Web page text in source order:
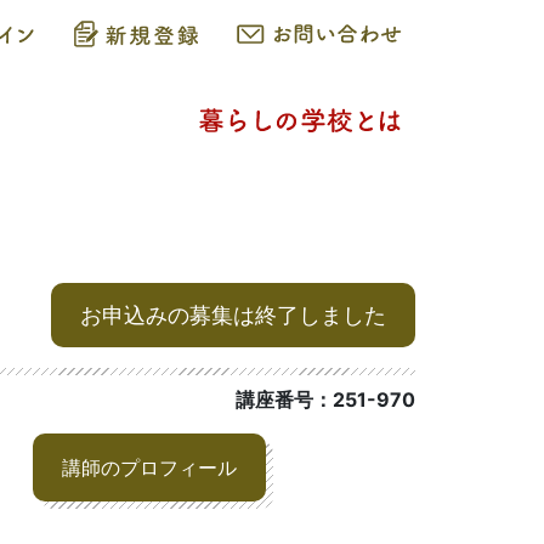
お申込みの募集は終了しました
講座番号：251-970
講師のプロフィール